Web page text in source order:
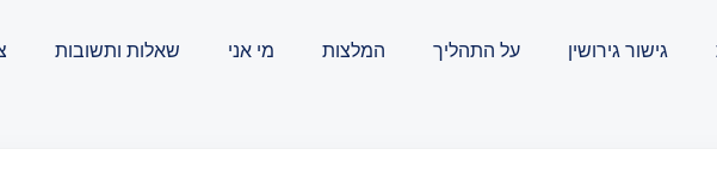
גישור גירושין על התהליך המלצות מי אני שאלות ותשובות